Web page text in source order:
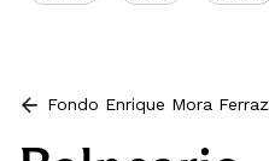
Fondo Enrique Mora Ferraz